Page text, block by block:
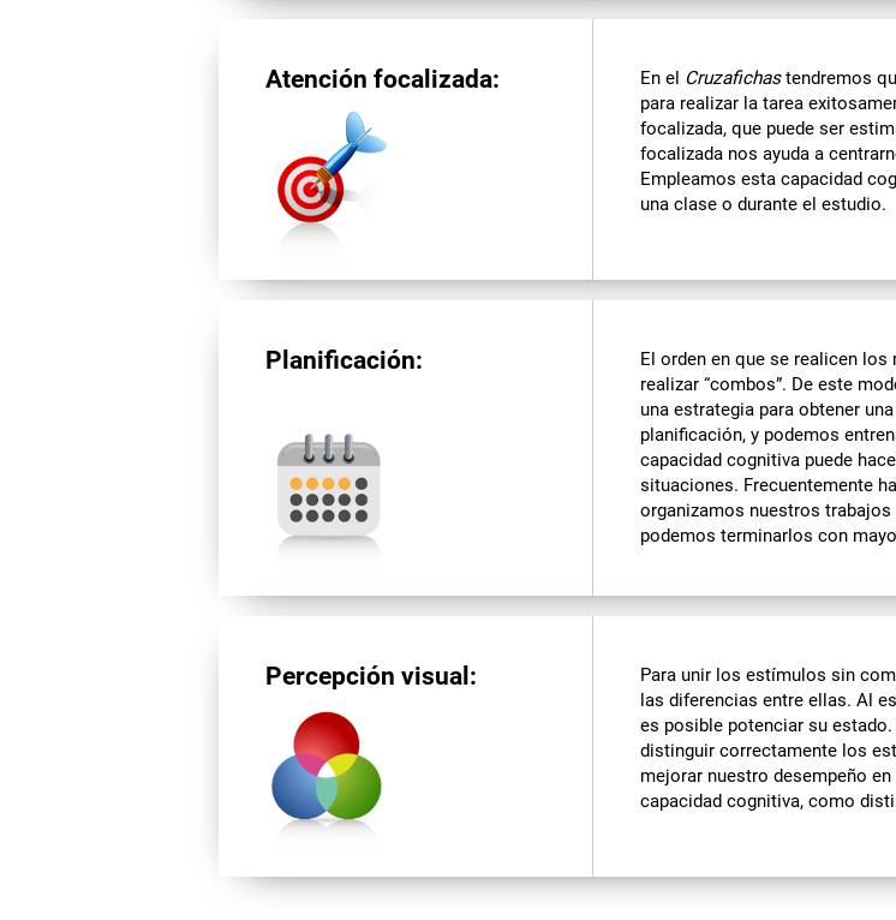
Atención focalizada: En el Cruzafichastendremos
para realizar la tarea
focalizada, que puede ser
focalizada nos ayuda a
Empleamos esta capacidad
una clase o durante el estudio.
Planificación:
El orden en que se realicen
realizar “combos”. De este
una estrategia para obtener
planificación, y podemos
capacidad cognitiva puede
situaciones. Frecuentemente
organizamos nuestros
podemos terminarlos con
Percepción visual:
Para unir los estímulos sin
las diferencias entre ellas. Al
es posible potenciar su
distinguir correctamente los
mejorar nuestro desempeño
capacidad cognitiva, como